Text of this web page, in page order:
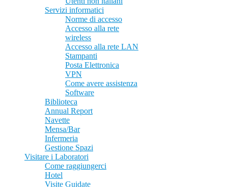
Servizi informatici
Norme di accesso
Accesso alla rete
wireless
Accesso alla rete LAN
Stampanti
Posta Elettronica
VPN
Come avere assistenza
Software
Biblioteca
Annual Report
Navette
Mensa/Bar
Infermeria
Gestione Spazi
Visitare i Laboratori
Come raggiungerci
Hotel
Visite Guidate